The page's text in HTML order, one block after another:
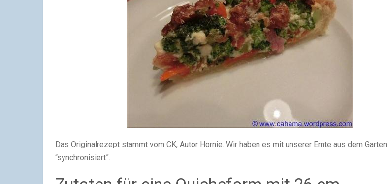
Das Originalrezept stammt vom CK, Autor Hornie. Wir haben es mit unserer Ernte aus dem Garten
“synchronisiert”.